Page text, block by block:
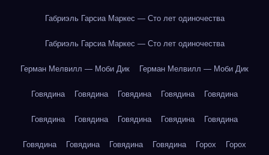
Габриэль Гарсиа Маркес — Сто лет одиночества
Габриэль Гарсиа Маркес — Сто лет одиночества
Герман Мелвилл — Моби Дик Герман Мелвилл — Моби Дик
Говядина Говядина Говядина Говядина Говядина
Говядина Говядина Говядина Говядина Говядина
Говядина Говядина Говядина Говядина Горох Горох